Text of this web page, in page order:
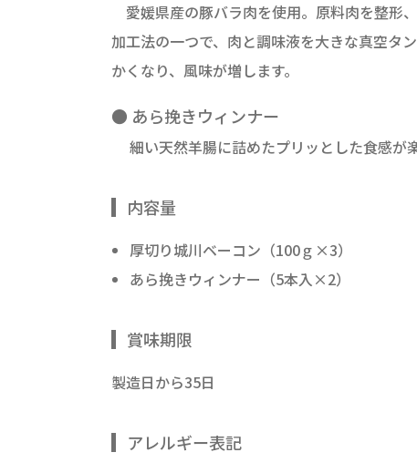
愛媛県産の豚バラ肉を使用。原料肉を整形
加工法の一つで、肉と調味液を大きな真空タ
かくなり、風味が増します。
● あら挽きウィンナー
細い天然羊腸に詰めたプリッとした食感が
内容量
厚切り城川ベーコン（100ｇ×3）
あら挽きウィンナー（5本入×2）
賞味期限
製造日から35日
アレルギー表記